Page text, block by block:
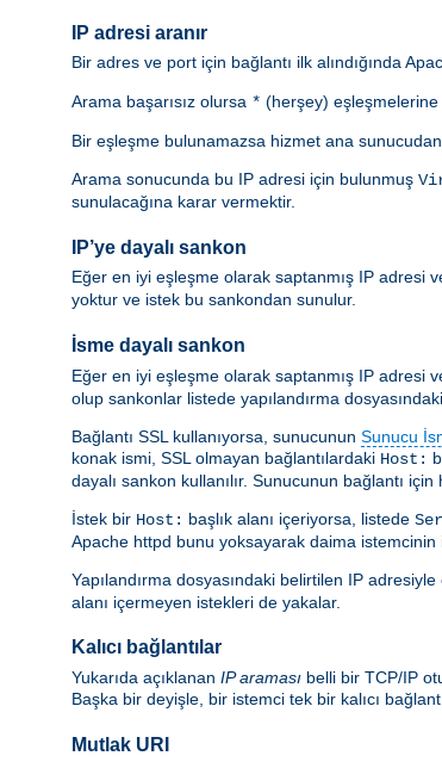
IP adresi aranır
Bir adres ve port için bağlantı ilk alındığında
Arama başarısız olursa * (herşey) eşleşmelerine
Bir eşleşme bulunamazsa hizmet ana
Arama sonucunda bu IP adresi için bulunmuş
sunulacağına karar vermektir.
IP’ye dayalı sankon
Eğer en iyi eşleşme olarak saptanmış IP adresi
yoktur ve istek bu sankondan sunulur.
İsme dayalı sankon
Eğer en iyi eşleşme olarak saptanmış IP adresi
olup sankonlar listede yapılandırma
Bağlantı SSL kullanıyorsa, sunucunun Sunucu
konak ismi, SSL olmayan bağlantılardaki Host:
dayalı sankon kullanılır. Sunucunun bağlantı
İstek bir Host: başlık alanı içeriyorsa, listede
Apache httpd bunu yoksayarak daima
Yapılandırma dosyasındaki belirtilen IP
alanı içermeyen istekleri de yakalar.
Kalıcı bağlantılar
Yukarıda açıklanan IP araması belli bir TCP/IP
Başka bir deyişle, bir istemci tek bir kalıcı
Mutlak URI